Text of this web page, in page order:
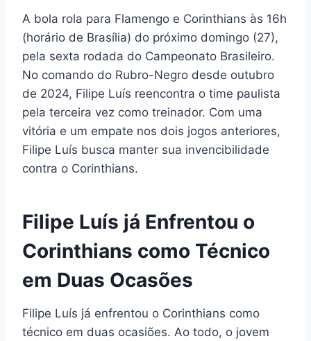
A bola rola para Flamengo e Corinthians às 16h
(horário de Brasília) do próximo domingo (27),
pela sexta rodada do Campeonato Brasileiro.
No comando do Rubro-Negro desde outubro
de 2024, Filipe Luís reencontra o time paulista
pela terceira vez como treinador. Com uma
vitória e um empate nos dois jogos anteriores,
Filipe Luís busca manter sua invencibilidade
contra o Corinthians.
Filipe Luís já Enfrentou o
Corinthians como Técnico
em Duas Ocasões
Filipe Luís já enfrentou o Corinthians como
técnico em duas ocasiões. Ao todo, o jovem